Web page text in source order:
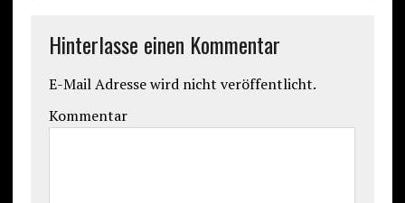
Hinterlasse einen Kommentar
E-Mail Adresse wird nicht veröffentlicht.
Kommentar